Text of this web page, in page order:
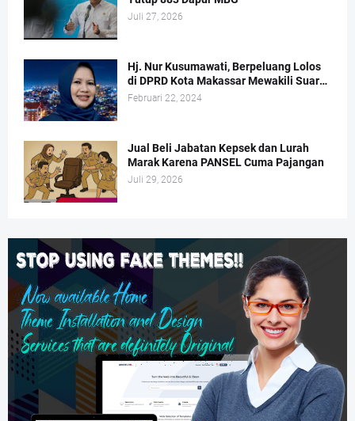
Juli 27, 2026
Hj. Nur Kusumawati, Berpeluang Lolos
di DPRD Kota Makassar Mewakili Suara
Perempuan Dapil 2
Februari 22, 2024
Jual Beli Jabatan Kepsek dan Lurah
Marak Karena PANSEL Cuma Pajangan
Juli 29, 2026